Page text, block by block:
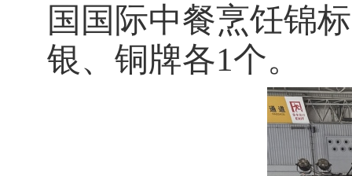
国国际中餐烹饪锦
银、铜牌各1个。